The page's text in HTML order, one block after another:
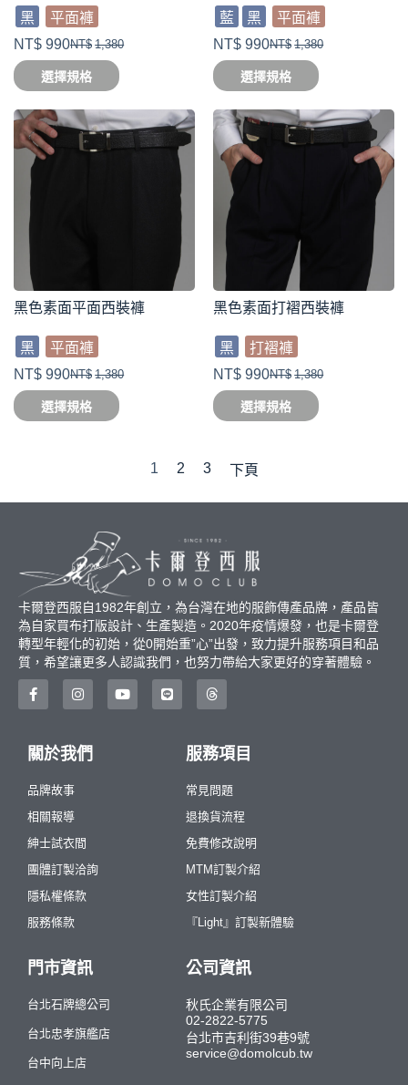
黑 平面褲
NT$ 1,380
NT$ 990
選擇規格
藍 黑 平面褲
NT$ 1,380
NT$ 990
選擇規格
黑色素面平面西裝褲
黑 平面褲
NT$ 1,380
NT$ 990
選擇規格
黑色素面打褶西裝褲
黑 打褶褲
NT$ 1,380
NT$ 990
選擇規格
1 2 3 下頁
卡爾登西服自1982年創立，為台灣在地的服飾傳產品牌，產品皆
為自家買布打版設計、生產製造。2020年疫情爆發，也是卡爾登
轉型年輕化的初始，從0開始重”心”出發，致力提升服務項目和品
質，希望讓更多人認識我們，也努力帶給大家更好的穿著體驗。
關於我們
品牌故事
相關報導
紳士試衣間
團體訂製洽詢
隱私權條款
服務條款
服務項目
常見問題
退換貨流程
免費修改說明
MTM訂製介紹
女性訂製介紹
『Light』訂製新體驗
門市資訊
台北石牌總公司
台北忠孝旗艦店
台中向上店
公司資訊
秋氏企業有限公司
02-2822-5775
台北市吉利街39巷9號
service@domolcub.tw